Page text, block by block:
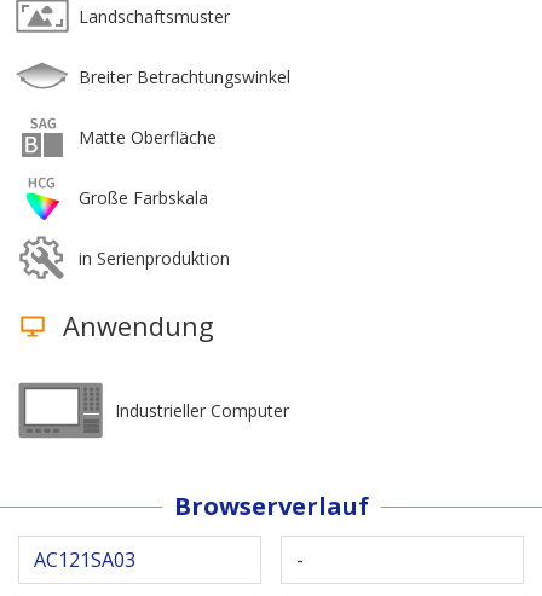
Landschaftsmuster
Breiter Betrachtungswinkel
Matte Oberfläche
Große Farbskala
in Serienproduktion
Anwendung
Industrieller Computer
Browserverlauf
AC121SA03 -